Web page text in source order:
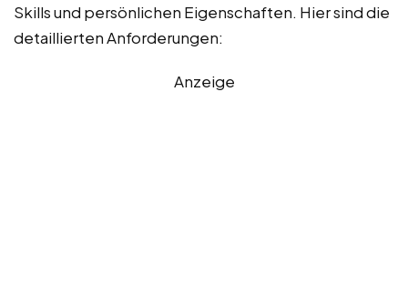
Skills und persönlichen Eigenschaften. Hier sind die
detaillierten Anforderungen:
Anzeige